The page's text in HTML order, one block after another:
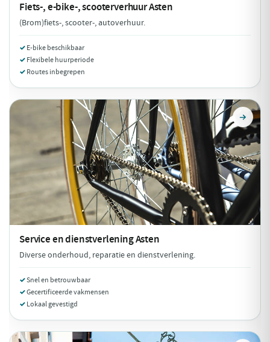
Fiets-, e-bike-, scooterverhuurAsten
(Brom)fiets-, scooter-, autoverhuur.
E-bike beschikbaar
Flexibele huurperiode
Routes inbegrepen
Service en dienstverleningAsten
Diverse onderhoud, reparatie en dienstverlening.
Snel en betrouwbaar
Gecertificeerde vakmensen
Lokaal gevestigd